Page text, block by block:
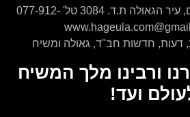
שד' עצמאות 67, בת ים, עיר הגאולה ת.ד. 3084 טל' 077-912-
דעות, חדשות חב''ד, גאולה ומשיח
ורבינו מלך המשיח
ועד!